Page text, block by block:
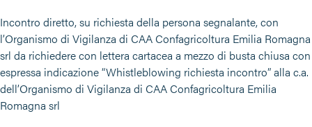
Incontro diretto, su richiesta della persona segnalante, con
l’Organismo di Vigilanza di CAA Confagricoltura Emilia Romagna
srl da richiedere con lettera cartacea a mezzo di busta chiusa con
espressa indicazione “Whistleblowing richiesta incontro” alla c.a.
dell’Organismo di Vigilanza di CAA Confagricoltura Emilia
Romagna srl